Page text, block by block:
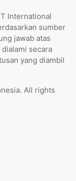
International
sumber
jawab atas
secara
yang diambil
All rights